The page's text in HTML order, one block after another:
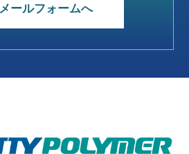
メールフォームへ